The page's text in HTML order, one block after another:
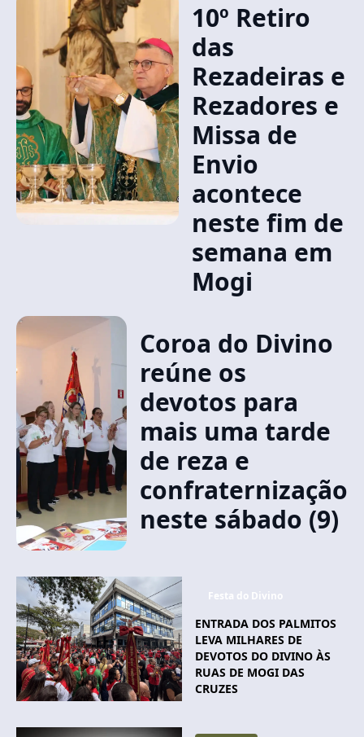
10º Retiro
das
Rezadeiras e
Rezadores e
Missa de
Envio
acontece
neste fim de
semana em
Mogi
Coroa do Divino
reúne os
devotos para
mais uma tarde
de reza e
confraternização
neste sábado (9)
Festa do Divino
ENTRADA DOS PALMITOS
LEVA MILHARES DE
DEVOTOS DO DIVINO ÀS
RUAS DE MOGI DAS
CRUZES